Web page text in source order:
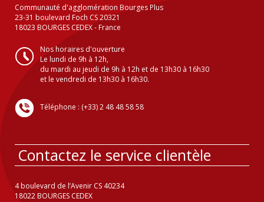
Communauté d'agglomération Bourges Plus
23-31 boulevard Foch CS 20321
18023 BOURGES CEDEX - France
Nos horaires d'ouverture
Le lundi de 9h à 12h,
du mardi au jeudi de 9h à 12h et de 13h30 à 16h30
et le vendredi de 13h30 à 16h30.
Téléphone : (+33) 2 48 48 58 58
Contactez le service clientèle
4 boulevard de l’Avenir CS 40234
18022 BOURGES CEDEX